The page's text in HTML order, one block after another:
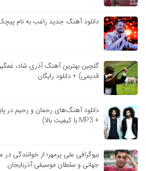
دانلود آهنگ جدید راغب به نام
گلچین بهترین آهنگ آذری شاد،
قدیمی) + دانلود رایگان
دانلود آهنگ‌های رحمان و رحیم در
+ MP3 با کیفیت بالا)
بیوگرافی علی پرمهر؛ از خوانندگی
جهانی و سلطان موسیقی آذربایجان